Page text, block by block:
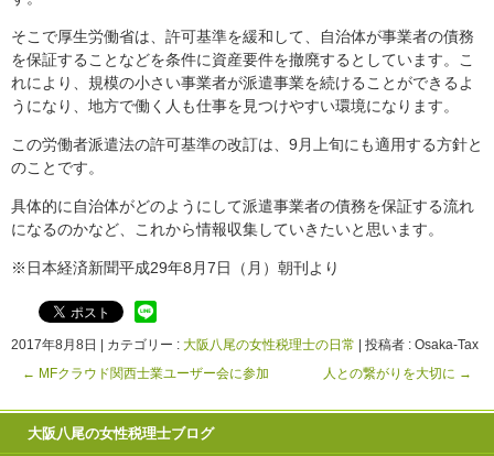
そこで厚生労働省は、許可基準を緩和して、自治体が事業者の債務
を保証することなどを条件に資産要件を撤廃するとしています。こ
れにより、規模の小さい事業者が派遣事業を続けることができるよ
うになり、地方で働く人も仕事を見つけやすい環境になります。
この労働者派遣法の許可基準の改訂は、9月上旬にも適用する方針と
のことです。
具体的に自治体がどのようにして派遣事業者の債務を保証する流れ
になるのかなど、これから情報収集していきたいと思います。
※日本経済新聞平成29年8月7日（月）朝刊より
2017年8月8日 カテゴリー : 大阪八尾の女性税理士の日常
投稿者 : Osaka-Tax
← MFクラウド関西士業ユーザー会に参加 人との繋がりを大切に →
大阪八尾の女性税理士ブログ